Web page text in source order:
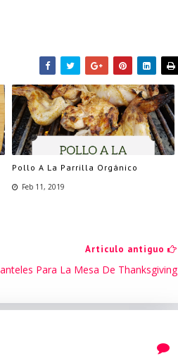
Pollo A La Parrilla Orgánico
Feb 11, 2019
Articulo antiguo
Para La Mesa De Thanksgiving